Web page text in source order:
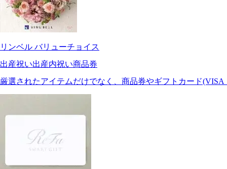
リンベル バリューチョイス
出産祝い出産内祝い商品券
厳選されたアイテムだけでなく、商品券やギフトカード